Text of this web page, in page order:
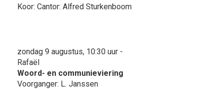
Koor: Cantor: Alfred Sturkenboom
zondag 9 augustus, 10:30 uur -
Rafaël
Woord- en communieviering
Voorganger: L. Janssen